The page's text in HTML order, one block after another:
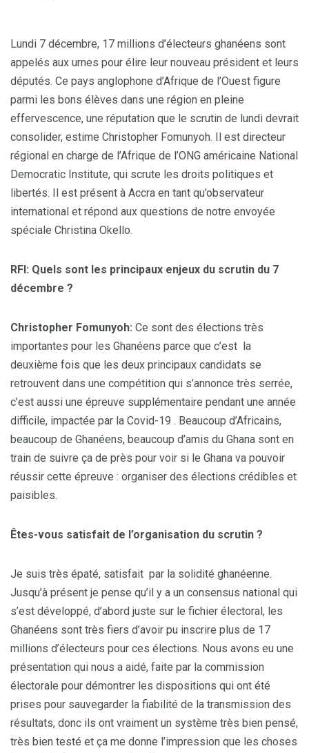
Lundi 7 décembre, 17 millions d’électeurs ghanéens sont
appelés aux urnes pour élire leur nouveau président et leurs
députés. Ce pays anglophone d’Afrique de l’Ouest figure
parmi les bons élèves dans une région en pleine
effervescence, une réputation que le scrutin de lundi devrait
consolider, estime Christopher Fomunyoh. Il est directeur
régional en charge de l’Afrique de l’ONG américaine National
Democratic Institute, qui scrute les droits politiques et
libertés. Il est présent à Accra en tant qu’observateur
international et répond aux questions de notre envoyée
spéciale Christina Okello.
RFI: Quels sont les principaux enjeux du scrutin du 7
décembre ?
Christopher Fomunyoh: Ce sont des élections très
importantes pour les Ghanéens parce que c’est la
deuxième fois que les deux principaux candidats se
retrouvent dans une compétition qui s’annonce très serrée,
c’est aussi une épreuve supplémentaire pendant une année
difficile, impactée par la Covid-19 . Beaucoup d’Africains,
beaucoup de Ghanéens, beaucoup d’amis du Ghana sont en
train de suivre ça de près pour voir si le Ghana va pouvoir
réussir cette épreuve : organiser des élections crédibles et
paisibles.
Êtes-vous satisfait de l’organisation du scrutin ?
Je suis très épaté, satisfait par la solidité ghanéenne.
Jusqu’à présent je pense qu’il y a un consensus national qui
s’est développé, d’abord juste sur le fichier électoral, les
Ghanéens sont très fiers d’avoir pu inscrire plus de 17
millions d’électeurs pour ces élections. Nous avons eu une
présentation qui nous a aidé, faite par la commission
électorale pour démontrer les dispositions qui ont été
prises pour sauvegarder la fiabilité de la transmission des
résultats, donc ils ont vraiment un système très bien pensé,
très bien testé et ça me donne l’impression que les choses